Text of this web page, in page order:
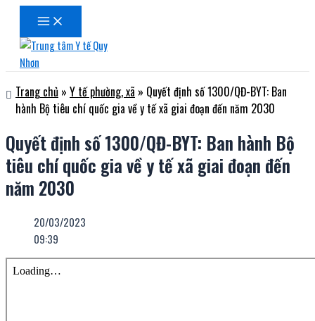
Nhảy
dung
Main
Menu
Trang chủ » Y tế phường, xã » Quyết định số 1300/QĐ-BYT: Ban
hành Bộ tiêu chí quốc gia về y tế xã giai đoạn đến năm 2030
Quyết định số 1300/QĐ-BYT: Ban hành Bộ
tiêu chí quốc gia về y tế xã giai đoạn đến
năm 2030
20/03/2023
09:39